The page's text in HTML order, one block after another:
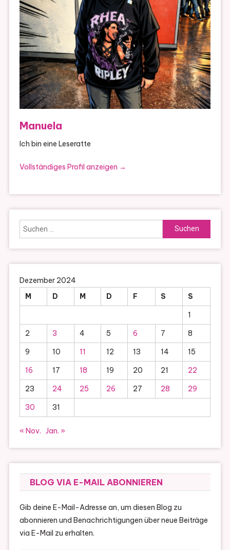
Manuela
Ich bin eine Leseratte
Vollständiges Profil anzeigen →
Suchen
nach:
Dezember 2024
M
D M D F S
S
1
2
3 4 5 6 7
8
9
10 11 12 13 14
15
16
17 18 19 20 21
22
23
24 25 26 27 28
29
30
31
« Nov. Jan. »
BLOG VIA E-MAIL ABONNIEREN
Gib deine E-Mail-Adresse an, um diesen Blog zu
abonnieren und Benachrichtigungen über neue Beiträge
via E-Mail zu erhalten.